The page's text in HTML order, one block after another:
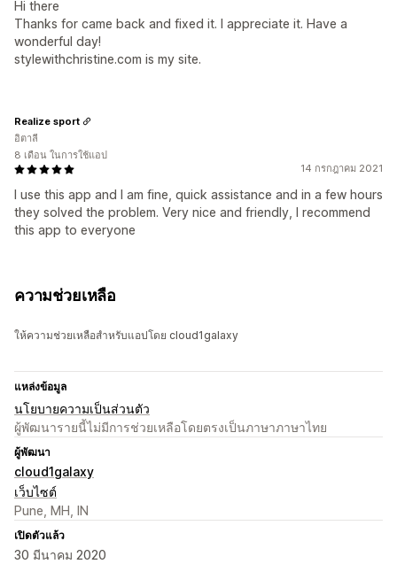
Hi there
Thanks for came back and fixed it. I appreciate it. Have a
wonderful day!
stylewithchristine.com is my site.
14 กรกฎาคม 2021
I use this app and I am fine, quick assistance and in a few hours
they solved the problem. Very nice and friendly, I recommend
this app to everyone
Realize sport
อิตาลี
8 เดือน ในการใช้แอป
ความช่วยเหลือ
ให้ความช่วยเหลือสำหรับแอปโดย cloud1galaxy
แหล่งข้อมูล
นโยบายความเป็นส่วนตัว
ผู้พัฒนารายนี้ไม่มีการช่วยเหลือโดยตรงเป็นภาษาภาษาไทย
ผู้พัฒนา
cloud1galaxy
เว็บไซต์
Pune, MH, IN
เปิดตัวแล้ว
30 มีนาคม 2020